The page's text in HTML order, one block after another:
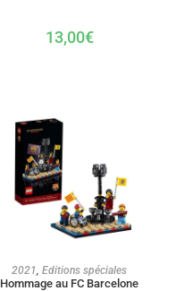
13,00€
AJOUTER AU PANIER
2021 Editions spéciales
Hommage au FC Barcelone